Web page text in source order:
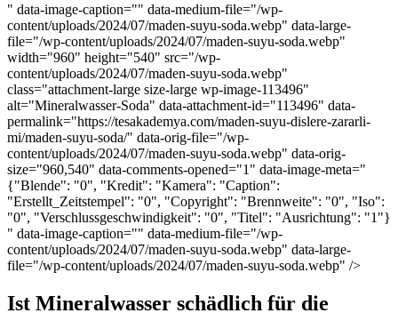
" data-image-caption="" data-medium-file="/wp-
content/uploads/2024/07/maden-suyu-soda.webp" data-large-
file="/wp-content/uploads/2024/07/maden-suyu-soda.webp"
width="960" height="540" src="/wp-
content/uploads/2024/07/maden-suyu-soda.webp"
class="attachment-large size-large wp-image-113496"
alt="Mineralwasser-Soda" data-attachment-id="113496" data-
permalink="https://tesakademya.com/maden-suyu-dislere-zararli-
mi/maden-suyu-soda/" data-orig-file="/wp-
content/uploads/2024/07/maden-suyu-soda.webp" data-orig-
size="960,540" data-comments-opened="1" data-image-meta="
{"Blende": "0", "Kredit": "Kamera": "Caption":
"Erstellt_Zeitstempel": "0", "Copyright": "Brennweite": "0", "Iso":
"0", "Verschlussgeschwindigkeit": "0", "Titel": "Ausrichtung": "1"}
" data-image-caption="" data-medium-file="/wp-
content/uploads/2024/07/maden-suyu-soda.webp" data-large-
file="/wp-content/uploads/2024/07/maden-suyu-soda.webp" />
Ist Mineralwasser schädlich für die